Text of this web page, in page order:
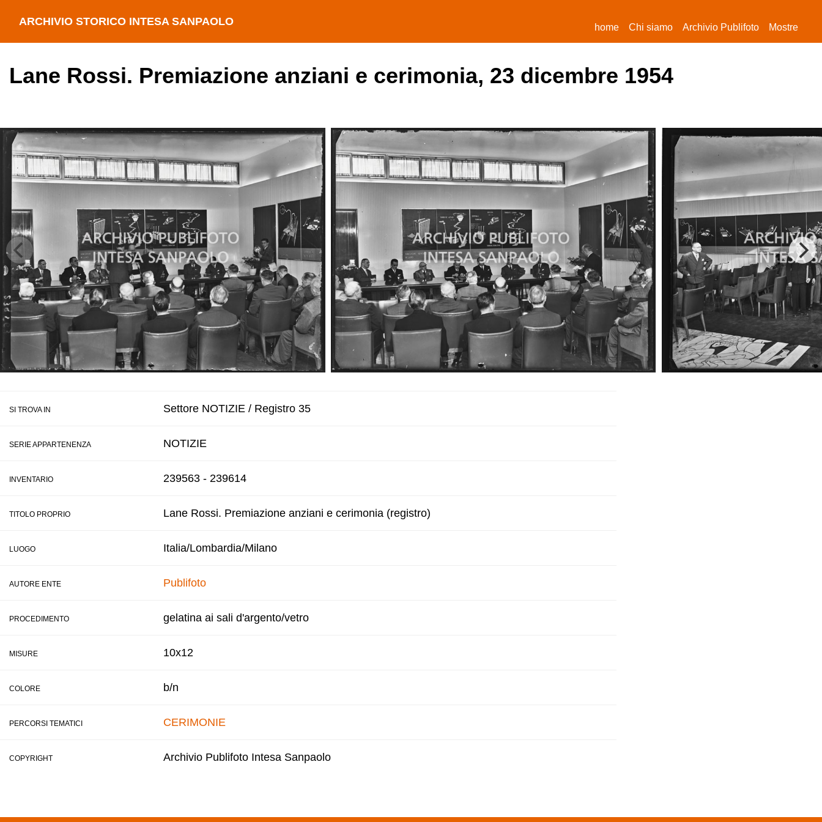
ARCHIVIO STORICO INTESA SANPAOLO home(current)
Chi siamo Archivio Publifoto Mostre
Lane Rossi. Premiazione anziani e cerimonia, 23 dicembre 1954
SI TROVA IN Settore NOTIZIE / Registro 35
SERIE APPARTENENZA NOTIZIE
INVENTARIO 239563 - 239614
TITOLO PROPRIO Lane Rossi. Premiazione anziani e cerimonia (registro)
LUOGO Italia/Lombardia/Milano
AUTORE ENTE Publifoto
PROCEDIMENTO gelatina ai sali d'argento/vetro
MISURE 10x12
COLORE b/n
PERCORSI TEMATICI CERIMONIE
COPYRIGHT Archivio Publifoto Intesa Sanpaolo